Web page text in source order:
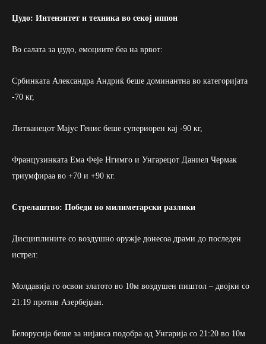
Џудо: Интензитет и техника во секој иппон
Во салата за џудо, емоциите беа на врвот:
Србинката Александра Андриќ беше доминантна во категоријата
-70 кг,
Литванецот Мајус Генис беше супериорен кај -90 кг,
Французинката Ема Феје Нгимго и Унгарецот Даниел Чермак
триумфираа во +70 и +90 кг.
Стрелаштво: Победи во милиметарски разлики
Дисциплините со воздушно оружје донесоа драми до последен
истрел:
Молдавија го освои златото во 10м воздушен пиштол – двојки со
21:19 против Азербејџан.
Белорусија беше за нијанса подобра од Унгарија со 21:20 во 10м